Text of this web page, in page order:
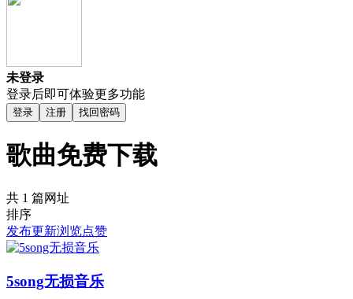
未登录
登录后即可体验更多功能
登录 注册 找回密码
歌曲免费下载
共 1 篇网址
排序
发布更新浏览点赞
5song无损音乐